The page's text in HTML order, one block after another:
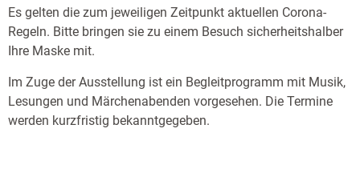
Es gelten die zum jeweiligen Zeitpunkt aktuellen Corona-
Regeln. Bitte bringen sie zu einem Besuch sicherheitshalber
Ihre Maske mit.
Im Zuge der Ausstellung ist ein Begleitprogramm mit Musik,
Lesungen und Märchenabenden vorgesehen. Die Termine
werden kurzfristig bekanntgegeben.